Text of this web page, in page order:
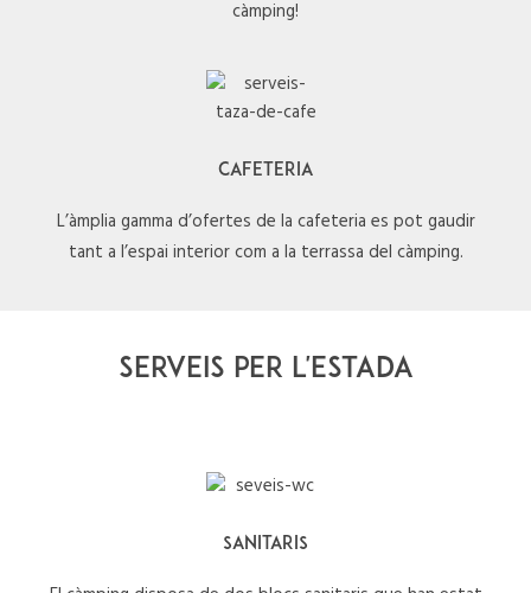
càmping!
CAFETERIA
L’àmplia gamma d’ofertes de la cafeteria es pot gaudir
tant a l’espai interior com a la terrassa del càmping.
SERVEIS PER L'ESTADA
SANITARIS